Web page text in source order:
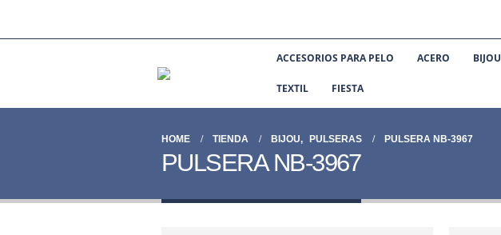
ACCESORIOS PARA PELO ACERO BIJOU
TEXTIL FIESTA
HOME TIENDA BIJOU, PULSERAS PULSERA NB-3967
PULSERA NB-3967